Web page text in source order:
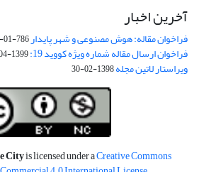
آخرین اخبار
فراخوان مقاله: هوش مصنوعی و شهر پایدار786-01-0-1279
فراخوان ارسال مقاله شماره ویژه کووید 19: 1399-04-23
ویراستار لاتین مجله1398-02-30
Cityis licensed under aCreative Commons